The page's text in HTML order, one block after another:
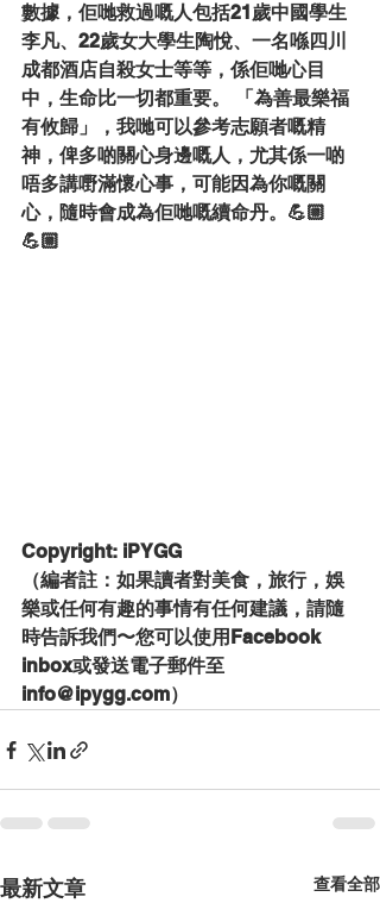
數據，佢哋救過嘅人包括21歲中國學生
李凡、22歲女大學生陶悅、一名喺四川
成都酒店自殺女士等等，係佢哋心目
中，生命比一切都重要。 「為善最樂福
有攸歸」，我哋可以參考志願者嘅精
神，俾多啲關心身邊嘅人，尤其係一啲
唔多講嘢滿懷心事，可能因為你嘅關
心，隨時會成為佢哋嘅續命丹。💪🏼
💪🏼
Copyright: iPYGG
（編者註：如果讀者對美食，旅行，娛
樂或任何有趣的事情有任何建議，請隨
時告訴我們〜您可以使用Facebook
inbox或發送電子郵件至
info@ipygg.com）
最新文章 查看全部